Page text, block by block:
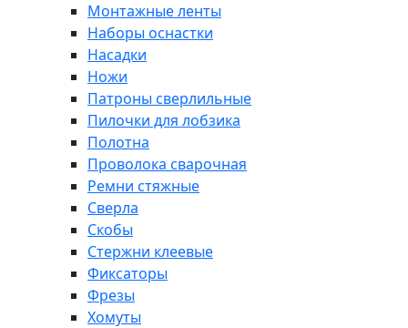
Монтажные ленты
Наборы оснастки
Насадки
Ножи
Патроны сверлильные
Пилочки для лобзика
Полотна
Проволока сварочная
Ремни стяжные
Сверла
Скобы
Стержни клеевые
Фиксаторы
Фрезы
Хомуты